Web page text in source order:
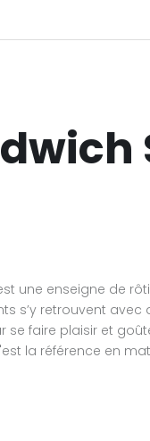
une enseigne de
s’y retrouvent
se faire plaisir et
la référence en